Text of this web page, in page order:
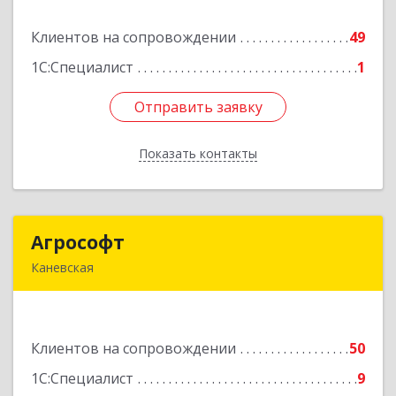
Клиентов на сопровождении
49
1С:Специалист
1
Отправить заявку
Показать контакты
Подробнее
Отправить заявку
Назад
Агрософт
Каневская
Клиентов на сопровождении
50
1С:Специалист
9
Подробнее